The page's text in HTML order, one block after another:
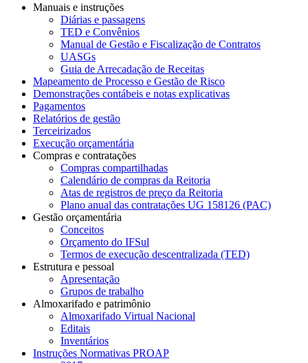
Manuais e instruções
Diárias e passagens
TED e Convênios
Manual de Gestão e Fiscalização de Contratos
UASGs
Guia de Arrecadação de Receitas
Mapeamento de Processo e Gestão de Risco
Demonstrações contábeis e notas explicativas
Pagamentos
Relatórios de gestão
Terceirizados
Execução orçamentária
Compras e contratações
Compras compartilhadas
Calendário de compras da Reitoria
Atas de registros de preço da Reitoria
Plano anual das contratações UG 158126 (PAC)
Gestão orçamentária
Conceitos
Orçamento do IFSul
Termos de execução descentralizada (TED)
Estrutura e pessoal
Apresentação
Grupos de trabalho
Almoxarifado e patrimônio
Almoxarifado Virtual Nacional
Editais
Inventários
Instruções Normativas PROAP